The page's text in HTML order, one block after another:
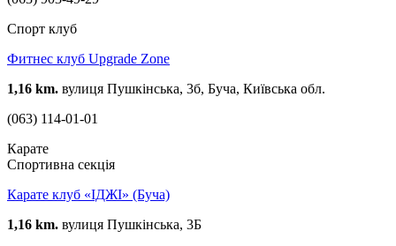
Спорт клуб
Фитнес клуб Upgrade Zone
1,16 km. вулиця Пушкінська, 3б, Буча, Київська обл.
(063) 114-01-01
Карате
Спортивна секція
Карате клуб «ІДЖІ» (Буча)
1,16 km. вулиця Пушкінська, 3Б